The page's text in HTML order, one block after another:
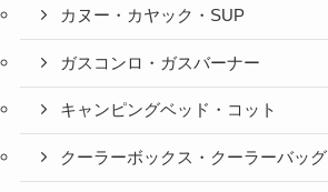
カヌー・カヤック・SUP
ガスコンロ・ガスバーナー
キャンピングベッド・コット
クーラーボックス・クーラーバッグ